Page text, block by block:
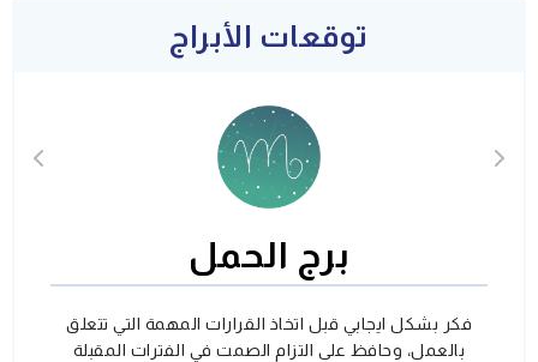
توقعات الأبراج
برج الحمل
فكر بشكل ايجابي قبل اتخاذ القرارات المهمة التي تتعلق
بالعمل، وحافظ على التزام الصمت في الفترات المقبلة